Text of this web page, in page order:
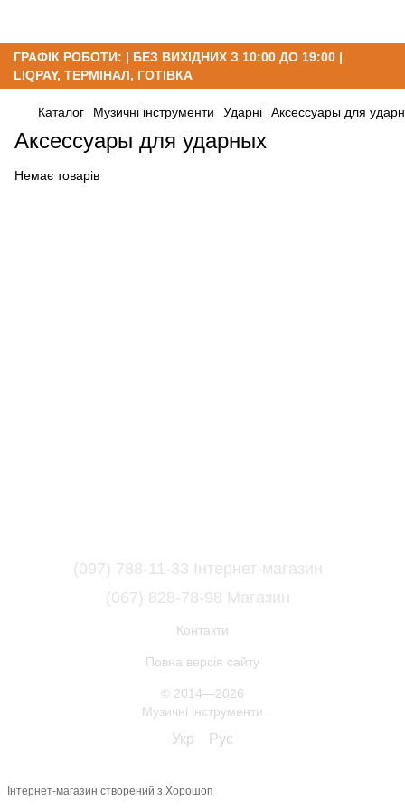
ГРАФІК РОБОТИ: | БЕЗ ВИХІДНИХ З 10:00 ДО 19:00 |
LIQPAY, ТЕРМІНАЛ, ГОТІВКА
Каталог Музичні інструменти Ударні Аксессуары для
Аксессуары для ударных
Немає товарів
(097) 788-11-33 Інтернет-магазин
(067) 828-78-98 Магазин
Контакти
Повна версія сайту
© 2014—2026
Музичні інструменти
Укр Рус
Інтернет-магазин створений з Хорошоп